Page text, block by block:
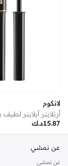
لانكوم
د.ك15.87
عن نمشي
عن نمشي